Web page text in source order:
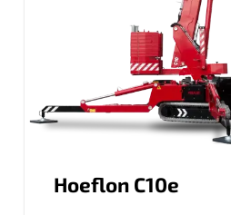
Hoeflon C10e